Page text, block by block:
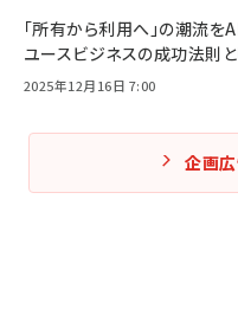
「所有から利用へ」の潮流を
ユースビジネスの成功法則
2025年12月16日 7:00
企画